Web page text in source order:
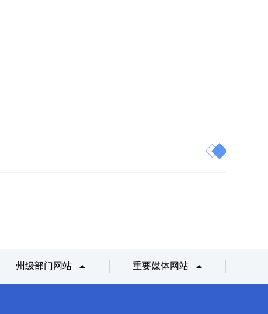
州级部门网站 重要媒体网站